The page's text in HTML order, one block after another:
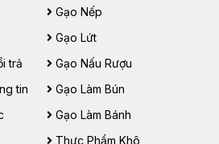
trả
tin
Gạo Nếp
Gạo Lứt
Gạo Nấu Rượu
Gạo Làm Bún
Gạo Làm Bánh
Thực Phẩm Khô